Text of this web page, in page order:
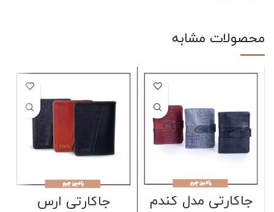
محصولات مشابه
جاکارتی مدل گندم جاکارتی ارس